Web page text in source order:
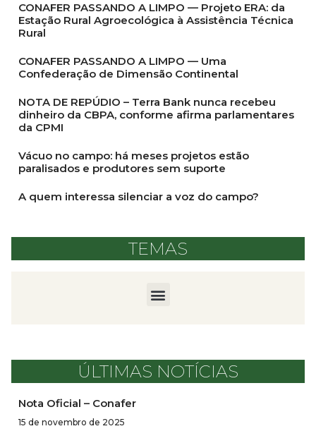
CONAFER PASSANDO A LIMPO — Projeto ERA: da
Estação Rural Agroecológica à Assistência Técnica
Rural
CONAFER PASSANDO A LIMPO — Uma
Confederação de Dimensão Continental
NOTA DE REPÚDIO – Terra Bank nunca recebeu
dinheiro da CBPA, conforme afirma parlamentares
da CPMI
Vácuo no campo: há meses projetos estão
paralisados e produtores sem suporte
A quem interessa silenciar a voz do campo?
TEMAS
ÚLTIMAS NOTÍCIAS
Nota Oficial – Conafer
15 de novembro de 2025